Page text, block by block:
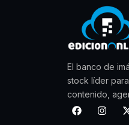
El banco de
stock líder
contenido,
F
a
I
n